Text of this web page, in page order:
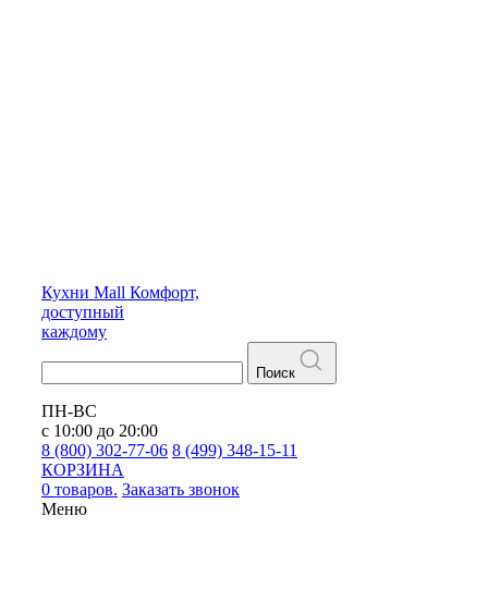
Кухни Mall Комфорт,
доступный
каждому
Поиск
ПН-ВС
с 10:00 до 20:00
8 (800) 302-77-06 8 (499) 348-15-11
КОРЗИНА
0 товаров. Заказать звонок
Меню